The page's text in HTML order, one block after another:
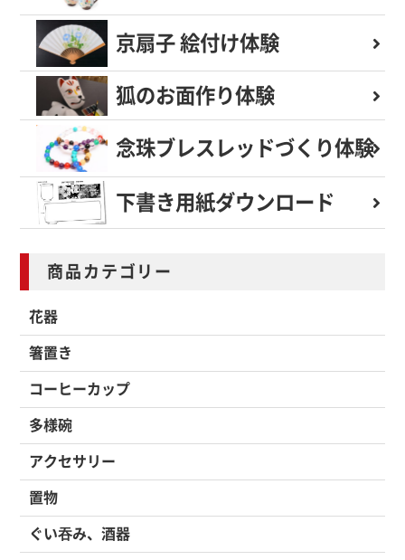
京扇子 絵付け体験
狐のお面作り体験
念珠ブレスレッドづくり体験
下書き用紙ダウンロード
商品カテゴリー
花器
箸置き
コーヒーカップ
多様碗
アクセサリー
置物
ぐい吞み、酒器